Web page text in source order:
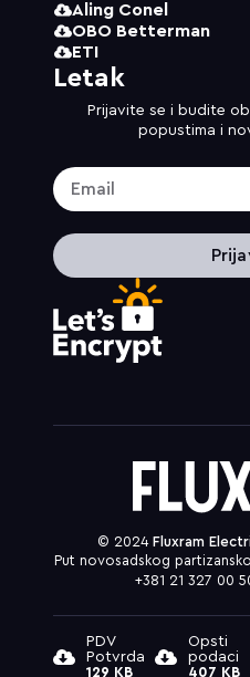
Aling Conel
OBO Betterman
ETI
Letak
Prijavite se i budite
popustima i
© 2024 Fluxram
Put novosadskog
+381 21 327 00
PDV
Potvrda
129 KB
Opsti
podaci
407 KB